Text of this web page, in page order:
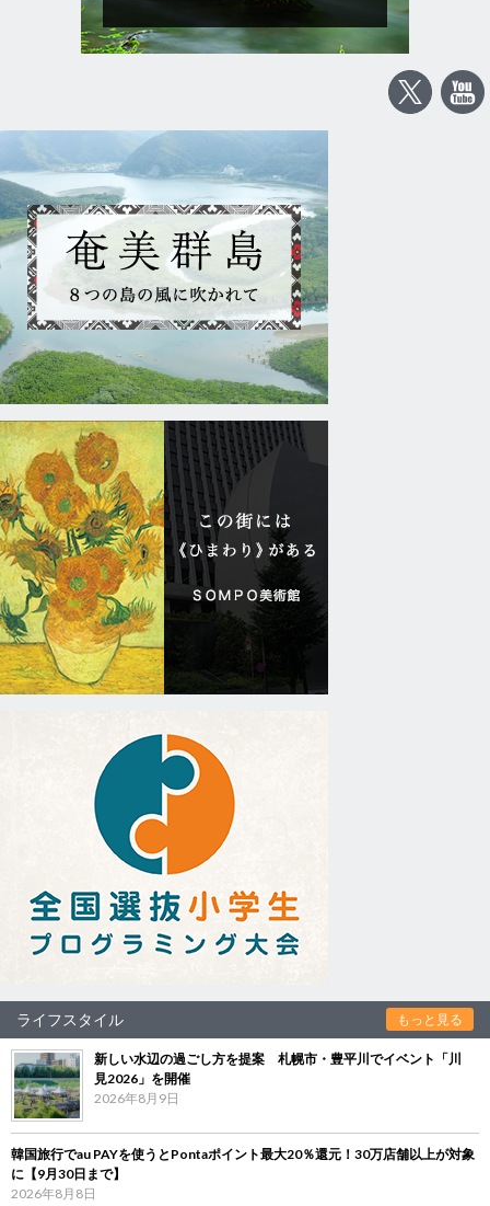
ライフスタイル もっと見る
新しい水辺の過ごし方を提案 札幌市・豊平川でイベント「川
見2026」を開催
2026年8月9日
韓国旅行でau PAYを使うとPontaポイント最大20％還元！30万店舗以上が対象
に【9月30日まで】
2026年8月8日